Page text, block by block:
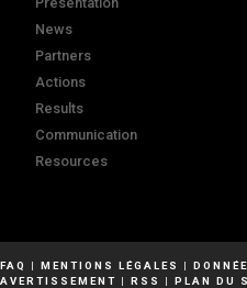
News
Partners
Actions
Results
Communication
Resources
FAQ | MENTIONS LÉGALES |
AVERTISSEMENT | RSS | PLAN DU